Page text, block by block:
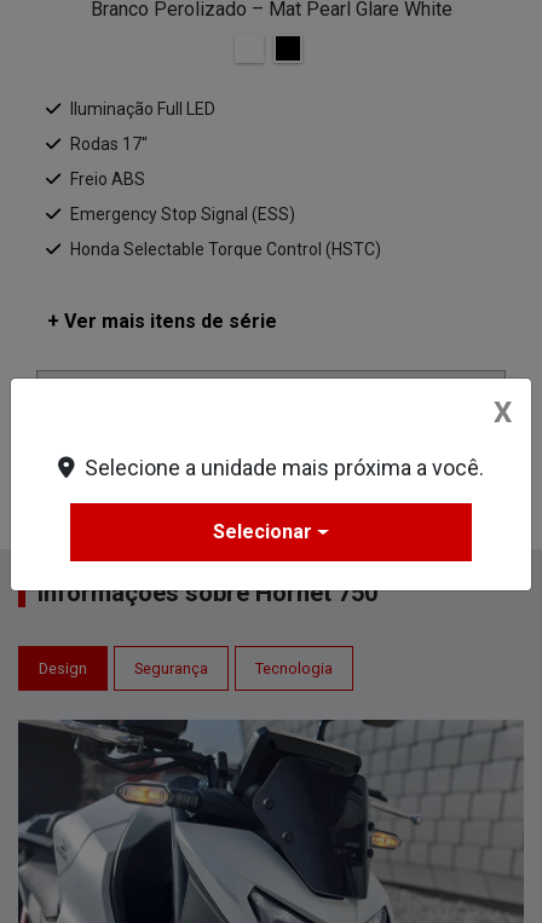
Branco Perolizado – Mat Pearl Glare White
Iluminação Full LED
Rodas 17''
Freio ABS
Emergency Stop Signal (ESS)
Honda Selectable Torque Control (HSTC)
+ Ver mais itens de série
Solicitar uma proposta
Informações sobre Hornet 750
Design Segurança Tecnologia
X
Selecione a unidade mais próxima a você.
Selecionar